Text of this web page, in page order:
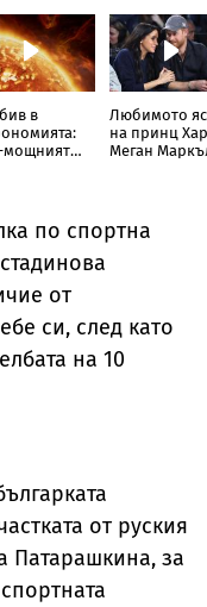
в
мощният
Любимото
на принц
Меган
по спортна
от
си, след като
на 10
от руския
Патарашкина, за